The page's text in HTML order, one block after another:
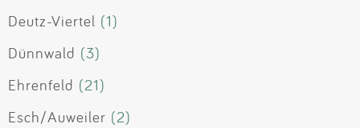
Deutz-Viertel (1)
Dünnwald (3)
Ehrenfeld (21)
Esch/Auweiler (2)